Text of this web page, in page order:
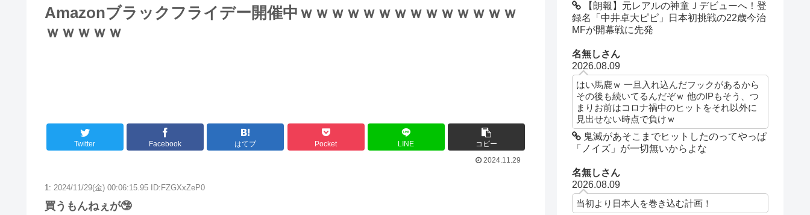
Amazonブラックフライデー開催中ｗｗｗｗｗｗｗｗｗｗｗｗｗｗ
ｗｗｗｗｗ
Twitter Facebook はてブ Pocket LINE
コピー
2024.11.29
1: 2024/11/29(金) 00:06:15.95 ID:FZGXxZeP0
買うもんねぇが🤥
【朗報】元レアルの神童Ｊデビューへ！登
録名「中井卓大ピピ」日本初挑戦の22歳今治
MFが開幕戦に先発
名無しさん
2026.08.09
はい馬鹿ｗ 一旦入れ込んだフックがあるから
その後も続いてるんだぞｗ 他のIPもそう、つ
まりお前はコロナ禍中のヒットをそれ以外に
見出せない時点で負けｗ
鬼滅があそこまでヒットしたのってやっぱ
「ノイズ」が一切無いからよな
名無しさん
2026.08.09
当初より日本人を巻き込む計画！